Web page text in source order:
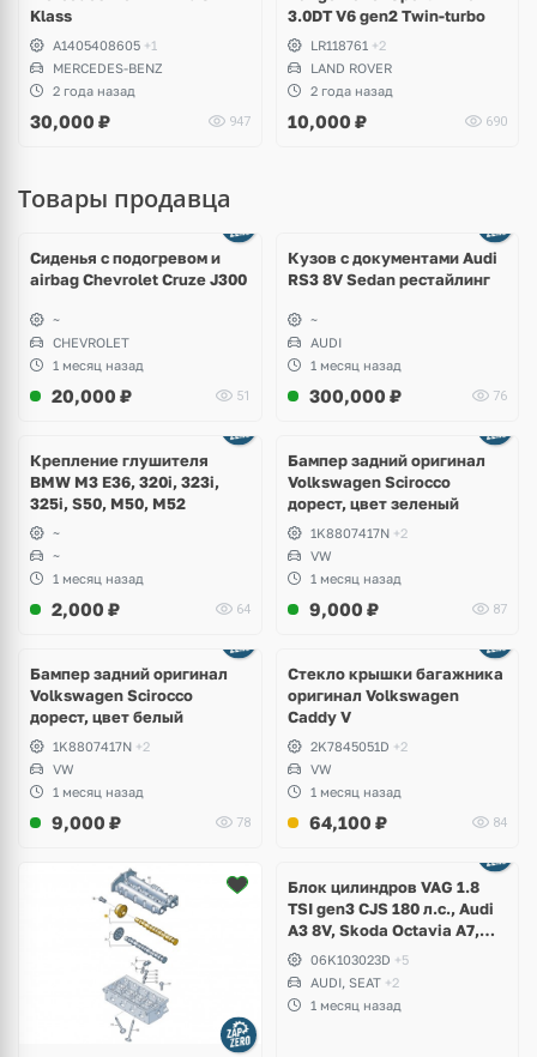
Klass
A1405408605 +1
MERCEDES-BENZ
2 года назад
30,000 ₽ 947
3.0DT V6 gen2 Twin-turbo
LR118761 +2
LAND ROVER
2 года назад
10,000 ₽ 690
Товары продавца
Сиденья с подогревом и
airbag Chevrolet Cruze J300
~
CHEVROLET
1 месяц назад
20,000 ₽ 51
Кузов с документами Audi
RS3 8V Sedan рестайлинг
~
AUDI
1 месяц назад
300,000 ₽ 76
Крепление глушителя
BMW M3 E36, 320i, 323i,
325i, S50, M50, M52
~
~
1 месяц назад
2,000 ₽ 64
Бампер задний оригинал
Volkswagen Scirocco
дорест, цвет зеленый
1K8807417N +2
VW
1 месяц назад
9,000 ₽ 87
Бампер задний оригинал
Volkswagen Scirocco
дорест, цвет белый
1K8807417N +2
VW
1 месяц назад
9,000 ₽ 78
Стекло крышки багажника
оригинал Volkswagen
Caddy V
2K7845051D +2
VW
1 месяц назад
64,100 ₽ 84
2 фото
Блок цилиндров VAG 1.8
TSI gen3 CJS 180 л.с., Audi
A3 8V, Skoda Octavia A7,
Superb, Volkswagen Passat
B8, Golf VII Alltrack, Seat
Leon
06K103023D +5
AUDI, SEAT +2
1 месяц назад